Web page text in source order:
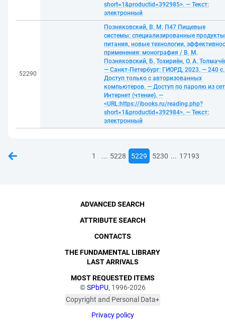
short=1&productid=392985>. — Текст:
электронный
52290
Позняковский, В. М. П47 Пищевые
системы: специализированные продукты
питания, новые технологии,
применения: монография / В. М.
Позняковский, Б. Тохириён, О. А.
— Санкт-Петербург: ГИОРД, 2023. — 240
Доступ только с авторизованных
компьютеров. — Доступ по паролю из
Интернет (чтение). —
<URL:https://ibooks.ru/reading.php?
short=1&productid=392984>. — Текст:
электронный
1 ... 5228 5229 5230 ... 17193
©SPbPU, 1996-2026
Copyright and Personal Data
published with the
Privacy policy
ADVANCED SEARCH
ATTRIBUTE SEARCH
CONTACTS
THE FUNDAMENTAL LIBRARY
LAST ARRIVALS
MOST REQUESTED ITEMS